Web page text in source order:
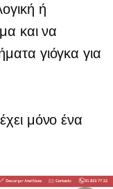
ή
και να
γιόγκα για
μόνο ένα